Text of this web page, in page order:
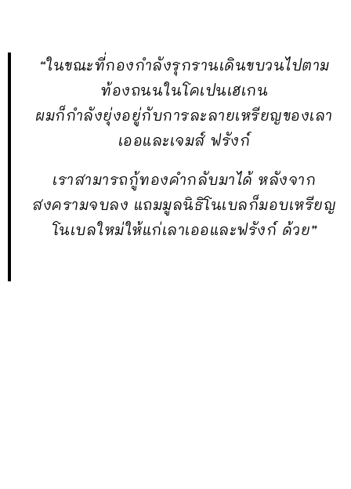
“ในขณะที่กองกำลังรุกรานเดินขบวนไปตาม
ท้องถนนในโคเปนเฮเกน
ผมก็กำลังยุ่งอยู่กับการละลายเหรียญของเลา
เออและเจมส์ ฟรังก์
เราสามารถกู้ทองคำกลับมาได้ หลังจาก
สงครามจบลง แถมมูลนิธิโนเบลก็มอบเหรียญ
โนเบลใหม่ให้แก่เลาเออและฟรังก์ ด้วย”